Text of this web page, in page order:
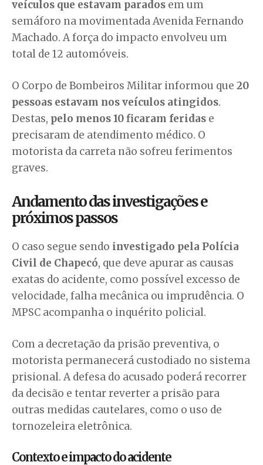
veículos que estavam parados em um
semáforo na movimentada Avenida Fernando
Machado. A força do impacto envolveu um
total de 12 automóveis.
O Corpo de Bombeiros Militar informou que 20
pessoas estavam nos veículos atingidos.
Destas, pelo menos 10 ficaram feridas e
precisaram de atendimento médico. O
motorista da carreta não sofreu ferimentos
graves.
Andamento das investigações e
próximos passos
O caso segue sendo investigado pela Polícia
Civil de Chapecó, que deve apurar as causas
exatas do acidente, como possível excesso de
velocidade, falha mecânica ou imprudência. O
MPSC acompanha o inquérito policial.
Com a decretação da prisão preventiva, o
motorista permanecerá custodiado no sistema
prisional. A defesa do acusado poderá recorrer
da decisão e tentar reverter a prisão para
outras medidas cautelares, como o uso de
tornozeleira eletrônica.
Contexto e impacto do acidente